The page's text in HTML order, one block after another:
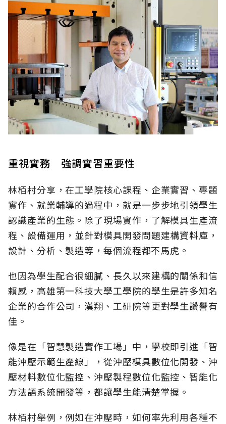
重視實務 強調實習重要性
林栢村分享，在工學院核心課程、企業實習、專題
實作、就業輔導的過程中，就是一步步地引領學生
認識產業的生態。除了現場實作，了解模具生產流
程、設備運用，並針對模具開發問題建構資料庫，
設計、分析、製造等，每個流程都不馬虎。
也因為學生配合很細膩、長久以來建構的關係和信
賴感，高雄第一科技大學工學院的學生是許多知名
企業的合作公司，漢翔、工研院等更對學生讚譽有
佳。
像是在「智慧製造實作工場」中，學校即引進「智
能沖壓示範生產線」，從沖壓模具數位化開發、沖
壓材料數位化監控、沖壓製程數位化監控、智能化
方法語系統開發等，都讓學生能清楚掌握。
林栢村舉例，例如在沖壓時，如何率先利用各種不